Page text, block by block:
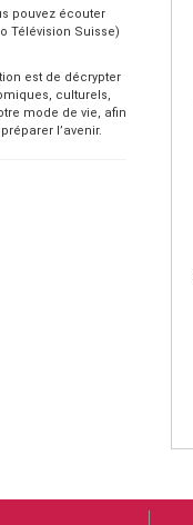
pouvez écouter
Télévision Suisse)
est de décrypter
culturels,
mode de vie, afin
l’avenir.